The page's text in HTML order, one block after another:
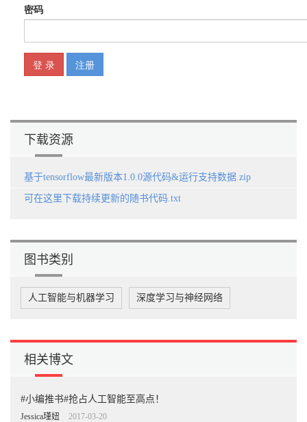
下载资源
基于tensorflow最新版本1.0.0源代码&运行支持数据.zip
可在这里下载持续更新的随书代码.txt
图书类别
人工智能与机器学习 深度学习与神经网络
相关博文
#小编推书#抢占人工智能至高点！
Jessica瑾妞 2017-03-20